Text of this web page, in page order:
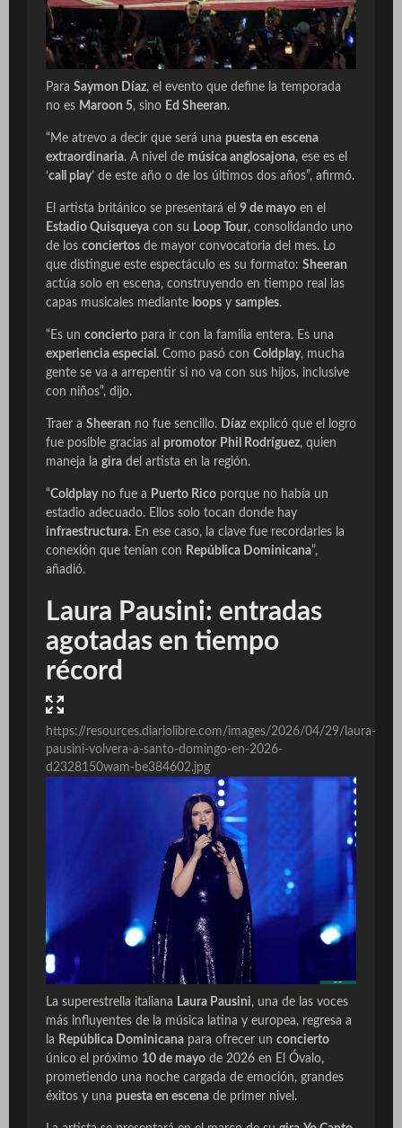
Para Saymon Díaz, el evento que define la temporada
no es Maroon 5, sino Ed Sheeran.
“Me atrevo a decir que será una puesta en escena
extraordinaria. A nivel de música anglosajona, ese es el
‘call play’ de este año o de los últimos dos años”, afirmó.
El artista británico se presentará el 9 de mayo en el
Estadio Quisqueya con su Loop Tour, consolidando uno
de los conciertos de mayor convocatoria del mes. Lo
que distingue este espectáculo es su formato: Sheeran
actúa solo en escena, construyendo en tiempo real las
capas musicales mediante loops y samples.
“Es un concierto para ir con la familia entera. Es una
experiencia especial . Como pasó con Coldplay, mucha
gente se va a arrepentir si no va con sus hijos, inclusive
con niños”, dijo.
Traer a Sheeran no fue sencillo. Díaz explicó que el logro
fue posible gracias al promotor Phil Rodríguez, quien
maneja la gira del artista en la región.
“Coldplayno fue a Puerto Rico porque no había un
estadio adecuado. Ellos solo tocan donde hay
infraestructura. En ese caso, la clave fue recordarles la
conexión que tenían con República Dominicana”,
añadió.
Laura Pausini: entradas
agotadas en tiempo
récord
https://resources.diariolibre.com/images/2026/04/29/laura-
pausini-volvera-a-santo-domingo-en-2026-
d2328150wam-be384602.jpg
La superestrella italiana Laura Pausini, una de las voces
más influyentes de la música latina y europea, regresa a
la República Dominicana para ofrecer un concierto
único el próximo 10 de mayo de 2026 en El Óvalo,
prometiendo una noche cargada de emoción, grandes
éxitos y una puesta en escena de primer nivel.